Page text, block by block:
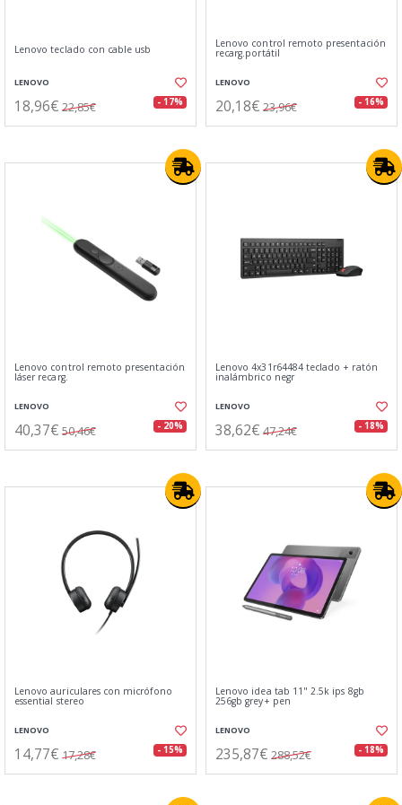
Lenovo teclado con cable usb
LENOVO
18,96€ 22,85€ - 17%
Lenovo control remoto presentación
recarg.portátil
LENOVO
20,18€ 23,96€ - 16%
Lenovo control remoto presentación
láser recarg.
LENOVO
40,37€ 50,46€ - 20%
Lenovo 4x31r64484 teclado + ratón
inalámbrico negr
LENOVO
38,62€ 47,24€ - 18%
Lenovo auriculares con micrófono
essential stereo
LENOVO
14,77€ 17,28€ - 15%
Lenovo idea tab 11" 2.5k ips 8gb
256gb grey+ pen
LENOVO
235,87€ 288,52€ - 18%